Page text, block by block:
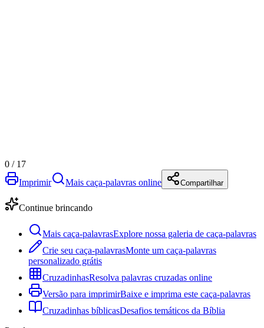
0 / 17
Imprimir
Mais caça-palavras online Compartilhar
Continue brincando
Mais caça-palavrasExplore nossa galeria de caça-palavras
Crie seu caça-palavrasMonte um caça-palavras
personalizado grátis
CruzadinhasResolva palavras cruzadas online
Versão para imprimirBaixe e imprima este caça-palavras
Cruzadinhas bíblicasDesafios temáticos da Bíblia